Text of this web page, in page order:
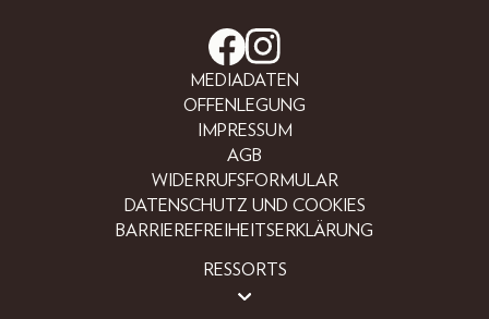
MEDIADATEN
OFFENLEGUNG
IMPRESSUM
AGB
WIDERRUFSFORMULAR
DATENSCHUTZ UND COOKIES
BARRIEREFREIHEITSERKLÄRUNG
RESSORTS